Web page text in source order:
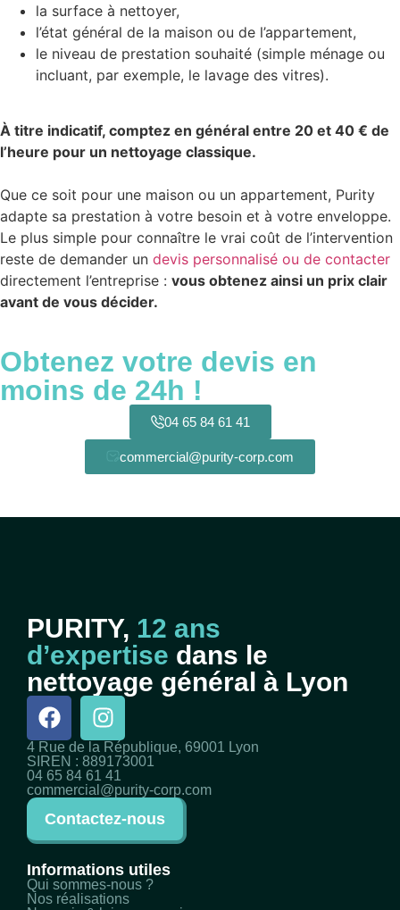
la surface à nettoyer,
l’état général de la maison ou de l’appartement,
le niveau de prestation souhaité (simple ménage ou
incluant, par exemple, le lavage des vitres).
À titre indicatif, comptez en général entre 20 et 40 € de
l’heure pour un nettoyage classique.
Que ce soit pour une maison ou un appartement, Purity
adapte sa prestation à votre besoin et à votre enveloppe.
Le plus simple pour connaître le vrai coût de l’intervention
reste de demander un devis personnalisé ou de contacter
directement l’entreprise : vous obtenez ainsi un prix clair
avant de vous décider.
Obtenez votre devis en
moins de 24h !
04 65 84 61 41
commercial@purity-corp.com
PURITY, 12 ans
d’expertise dans le
nettoyage général à Lyon
4 Rue de la République, 69001 Lyon
SIREN : 889173001
04 65 84 61 41
commercial@purity-corp.com
Contactez-nous
Informations utiles
Qui sommes-nous ?
Nos réalisations